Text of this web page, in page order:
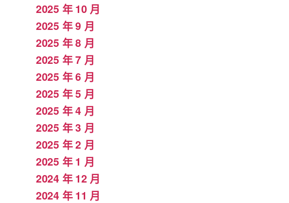
2025 年 10 月
2025 年 9 月
2025 年 8 月
2025 年 7 月
2025 年 6 月
2025 年 5 月
2025 年 4 月
2025 年 3 月
2025 年 2 月
2025 年 1 月
2024 年 12 月
2024 年 11 月